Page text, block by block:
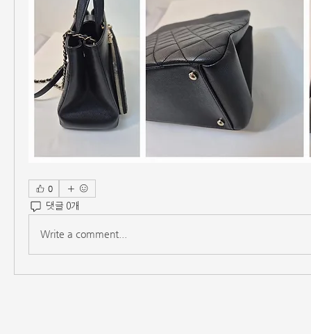
0
댓글 0개
Write a comment...